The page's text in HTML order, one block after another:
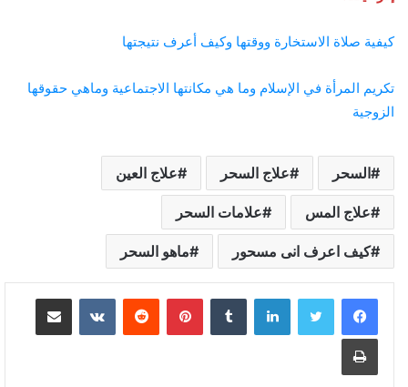
كيفية صلاة الاستخارة ووقتها وكيف أعرف نتيجتها
تكريم المرأة في الإسلام وما هي مكانتها الاجتماعية وماهي حقوقها
الزوجية
السحر علاج السحر علاج العين
علاج المس علامات السحر
كيف اعرف انى مسحور ماهو السحر
لينكدإن بينتيريست مشاركة عبر البريد
طباعة